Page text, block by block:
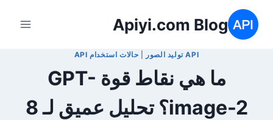
التجاوز
المحتوى
Apiyi.com Blog
API توليد الصور حالات استخدام API
ما هي نقاط قوة GPT-
image-2؟ تحليل عميق لـ 8